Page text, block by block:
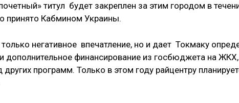
титул будет закреплен за этим городом в
принято Кабмином Украины.
негативное впечатление, но и дает Токмаку
дополнительное финансирование из госбюджета на
программ. Только в этом году райцентру